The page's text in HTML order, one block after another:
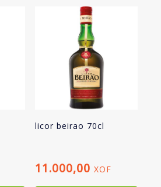
licor beirao 70cl
11.000,00XOF